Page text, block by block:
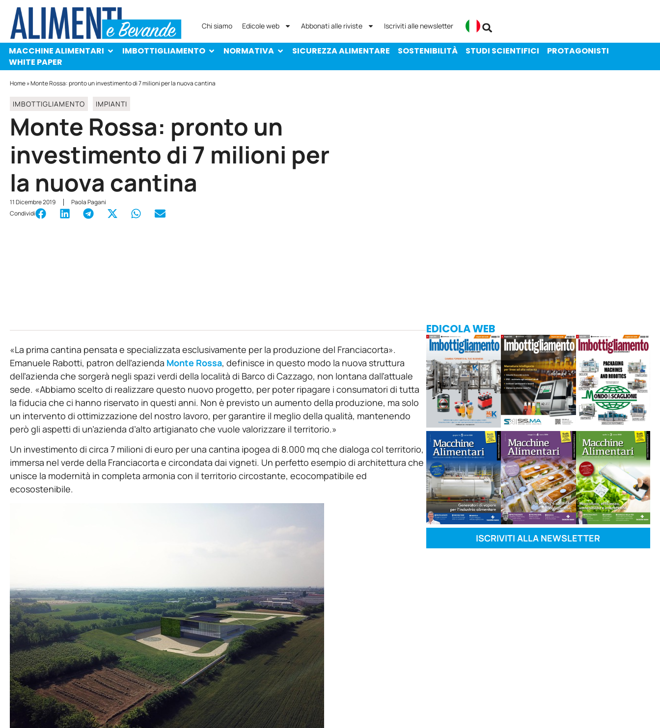
MACCHINE ALIMENTARI
PROTAGONISTI
WHITE PAPER
Chi siamo Edicole web Abbonati alle riviste Iscriviti alle newsletter
MACCHINE ALIMENTARI IMBOTTIGLIAMENTO NORMATIVA SICUREZZA ALIMENTARE SOSTENIBILITÀ STUDI SCIENTIFICI
PROTAGONISTI
WHITE PAPER
Home»Monte Rossa: pronto un investimento di 7 milioni per la nuova cantina
IMBOTTIGLIAMENTO IMPIANTI
Monte Rossa: pronto un
investimento di 7 milioni per
la nuova cantina
11 Dicembre 2019
Paola Pagani
Condividi
«La prima cantina pensata e specializzata esclusivamente per la produzione del Franciacorta».
Emanuele Rabotti, patron dell’azienda Monte Rossa, definisce in questo modo la nuova struttura
dell’azienda che sorgerà negli spazi verdi della località di Barco di Cazzago, non lontana dall’attuale
sede. «Abbiamo scelto di realizzare questo nuovo progetto, per poter ripagare i consumatori di tutta
la fiducia che ci hanno riservato in questi anni. Non è previsto un aumento della produzione, ma solo
un intervento di ottimizzazione del nostro lavoro, per garantire il meglio della qualità, mantenendo
però gli aspetti di un’azienda d’alto artigianato che vuole valorizzare il territorio.»
Un investimento di circa 7 milioni di euro per una cantina ipogea di 8.000 mq che dialoga col territorio,
immersa nel verde della Franciacorta e circondata dai vigneti. Un perfetto esempio di architettura che
unisce la modernità in completa armonia con il territorio circostante, ecocompatibile ed
ecosostenibile.
EDICOLA WEB
ISCRIVITI ALLA NEWSLETTER